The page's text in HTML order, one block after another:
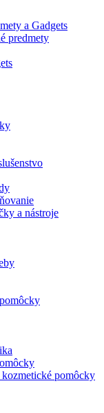
a Gadgets
predmety
a nástroje
kozmetické pomôcky